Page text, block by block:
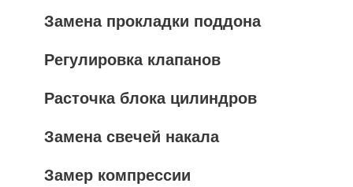
Замена прокладки поддона
Регулировка клапанов
Расточка блока цилиндров
Замена свечей накала
Замер компрессии